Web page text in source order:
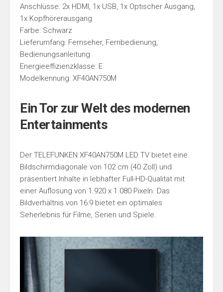
Anschlüsse: 2x HDMI, 1x USB, 1x Optischer Ausgang,
1x Kopfhörerausgang
Farbe: Schwarz
Lieferumfang: Fernseher, Fernbedienung,
Bedienungsanleitung
Energieeffizienzklasse: E
Modelkennung: XF40AN750M
Ein Tor zur Welt des modernen
Entertainments
Der TELEFUNKEN XF40AN750M LED TV bietet eine
Bildschirmdiagonale von 102 cm (40 Zoll) und
präsentiert Inhalte in lebhafter Full-HD-Qualität mit
einer Auflösung von 1.920 x 1.080 Pixeln. Das
Bildverhältnis von 16:9 bietet ein optimales
Seherlebnis für Filme, Serien und Spiele.